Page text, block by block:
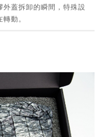
外蓋拆卸的瞬間，特殊設
動。